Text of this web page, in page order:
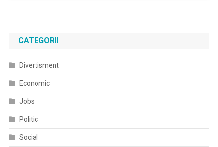
CATEGORII
Divertisment
Economic
Jobs
Politic
Social